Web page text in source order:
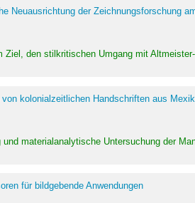
Neuausrichtung der Zeichnungsforschung
den stilkritischen Umgang mit
kolonialzeitlichen Handschriften aus
materialanalytische Untersuchung der
für bildgebende Anwendungen